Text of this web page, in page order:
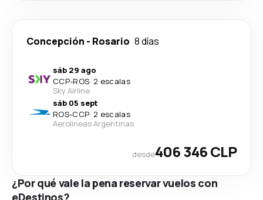
Concepción - Rosario 8 días
sáb 29 ago
CCP-ROS· 2 escalas
Sky Airline
sáb 05 sept
ROS-CCP· 2 escalas
Aerolineas Argentinas
desde406 346 CLP
¿Por qué vale la pena reservar vuelos con
eDestinos?